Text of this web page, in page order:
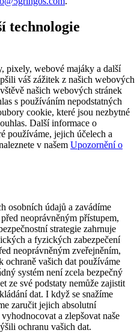
technologie
pixely, webové majáky a další
váš zážitek z našich webových
našich webových stránek
s používáním nepodstatných
cookie, které jsou nezbytné
Další informace o
používáme, jejich účelech a
v našem Upozornění o
osobních údajů a zavádíme
neoprávněným přístupem,
strategie zahrnuje
a fyzických zabezpečení
neoprávněným zveřejněním,
ochraně vašich dat používáme
systém není zcela bezpečný
ze své podstaty nemůže zajistit
dat. I když se snažíme
zaručit jejich absolutní
a zlepšovat naše
ochranu vašich dat.